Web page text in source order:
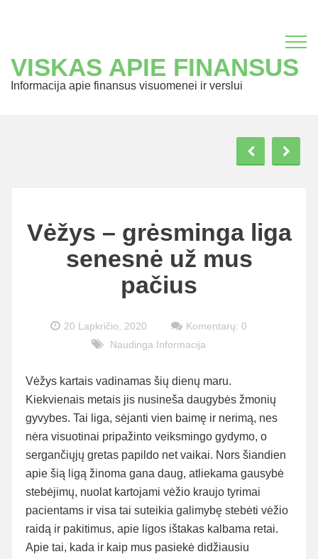
VISKAS APIE FINANSUS
Informacija apie finansus visuomenei ir verslui
Vėžys – grėsminga liga
senesnė už mus
pačius
20 Lapkričio, 2020
Komentarų: 0
Naudinga Informacija
Vėžys kartais vadinamas šių dienų maru.
Kiekvienais metais jis nusineša daugybės žmonių
gyvybes. Tai liga, sėjanti vien baimę ir nerimą, nes
nėra visuotinai pripažinto veiksmingo gydymo, o
sergančiųjų gretas papildo net vaikai. Nors šiandien
apie šią ligą žinoma gana daug, atliekama gausybė
stebėjimų, nuolat kartojami vėžio kraujo tyrimai
pacientams ir visa tai suteikia galimybę stebėti vėžio
raidą ir pakitimus, apie ligos ištakas kalbama retai.
Apie tai, kada ir kaip mus pasiekė didžiausiu